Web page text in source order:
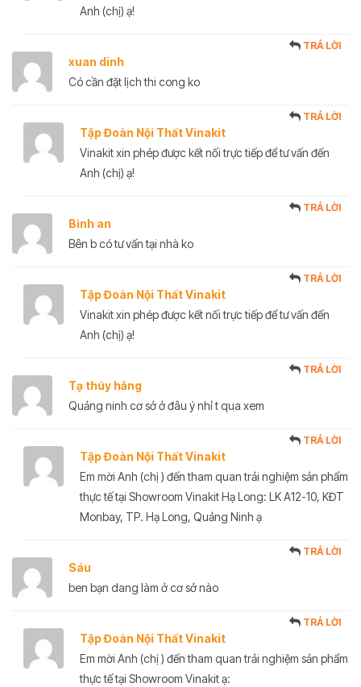
Anh (chị) ạ!
xuan dinh
TRẢ LỜI
Có cần đặt lịch thi cong ko
Tập Đoàn Nội Thất Vinakit
TRẢ LỜI
Vinakit xin phép được kết nối trực tiếp để tư vấn đến
Anh (chị) ạ!
Bình an
TRẢ LỜI
Bên b có tư vấn tại nhà ko
Tập Đoàn Nội Thất Vinakit
TRẢ LỜI
Vinakit xin phép được kết nối trực tiếp để tư vấn đến
Anh (chị) ạ!
Tạ thúy hằng
TRẢ LỜI
Quảng ninh cơ sở ở đâu ý nhỉ t qua xem
Tập Đoàn Nội Thất Vinakit
TRẢ LỜI
Em mời Anh (chị ) đến tham quan trải nghiệm sản phẩm
thực tế tại Showroom Vinakit Hạ Long: LK A12-10, KĐT
Monbay, TP. Hạ Long, Quảng Ninh ạ
Sáu
TRẢ LỜI
ben bạn dang làm ở cơ sở nào
Tập Đoàn Nội Thất Vinakit
TRẢ LỜI
Em mời Anh (chị ) đến tham quan trải nghiệm sản phẩm
thực tế tại Showroom Vinakit ạ: